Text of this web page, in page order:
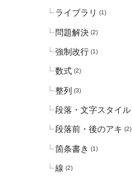
ライブラリ (1)
問題解決 (2)
強制改行 (1)
数式 (2)
整列 (3)
段落・文字スタイル
段落前・後のアキ (2)
箇条書き (1)
線 (2)